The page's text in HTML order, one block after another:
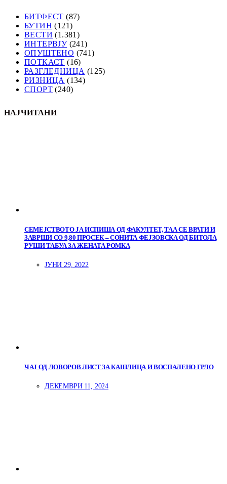
БИТФЕСТ (87)
БУТИН (121)
ВЕСТИ (1.381)
ИНТЕРВЈУ(241)
ОПУШТЕНО (741)
ПОТКАСТ (16)
РАЗГЛЕДНИЦА (125)
РИЗНИЦА (134)
СПОРТ (240)
НАЈЧИТАНИ
СЕМЕЈСТВОТО ЈА ИСПИША ОД ФАКУЛТЕТ, ТАА СЕ ВРАТИ И
ЗАВРШИ СО 9,80 ПРОСЕК – СОНИТА ФЕЈЗОВСКА ОД БИТОЛА
РУШИ ТАБУА ЗА ЖЕНАТА РОМКА
ЈУНИ 29, 2022
ЧАЈ ОД ЛОВОРОВ ЛИСТ ЗА КАШЛИЦА И ВОСПАЛЕНО ГРЛО
ДЕКЕМВРИ 11, 2024